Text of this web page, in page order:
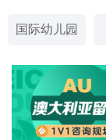
国际幼儿园
国际课程